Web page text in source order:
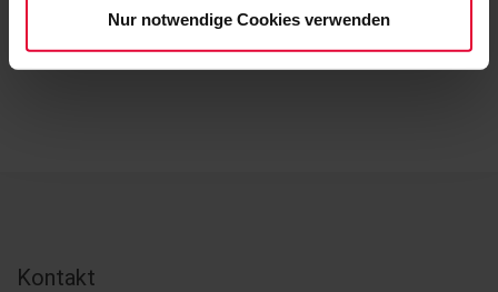
Nur notwendige Cookies verwenden
Kontakt